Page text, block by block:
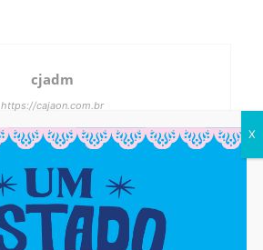
cjadm
https://cajaon.com.br
X